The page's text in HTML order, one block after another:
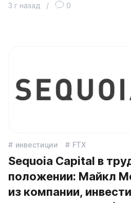
3 г назад / 0
инвестиции FTX
Sequoia Capital в
положении: Майкл
из компании,